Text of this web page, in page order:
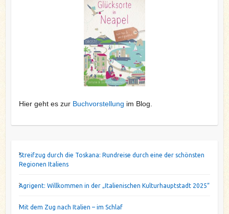
Hier geht es zur Buchvorstellung im Blog.
Streifzug durch die Toskana: Rundreise durch eine der schönsten
Regionen Italiens
Agrigent: Willkommen in der „Italienischen Kulturhauptstadt 2025“
Mit dem Zug nach Italien – im Schlaf